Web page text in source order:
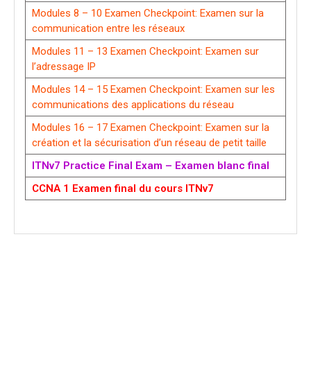
Modules 8 – 10 Examen Checkpoint: Examen sur la
communication entre les réseaux
Modules 11 – 13 Examen Checkpoint: Examen sur
l’adressage IP
Modules 14 – 15 Examen Checkpoint: Examen sur les
communications des applications du réseau
Modules 16 – 17 Examen Checkpoint: Examen sur la
création et la sécurisation d’un réseau de petit taille
ITNv7 Practice Final Exam – Examen blanc final
CCNA 1 Examen final du cours ITNv7